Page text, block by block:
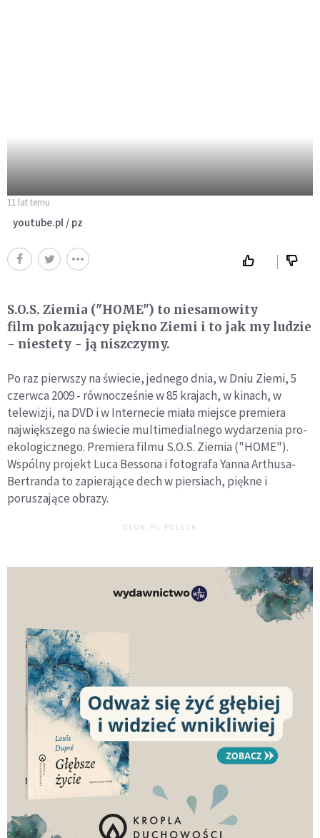
11 lat temu
youtube.pl / pz
S.O.S. Ziemia ("HOME") to niesamowity
film pokazujący piękno Ziemi i to jak my ludzie
- niestety - ją niszczymy.
Po raz pierwszy na świecie, jednego dnia, w Dniu Ziemi, 5
czerwca 2009 - równocześnie w 85 krajach, w kinach, w
telewizji, na DVD i w Internecie miała miejsce premiera
największego na świecie multimedialnego wydarzenia pro-
ekologicznego. Premiera filmu S.O.S. Ziemia ("HOME").
Wspólny projekt Luca Bessona i fotografa Yanna Arthusa-
Bertranda to zapierające dech w piersiach, piękne i
poruszające obrazy.
DEON.PL POLECA